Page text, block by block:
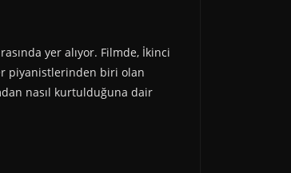
yer alıyor. Filmde, İkinci
piyanistlerinden biri olan
nasıl kurtulduğuna dair